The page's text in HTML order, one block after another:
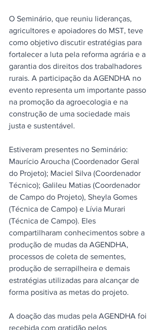
O Seminário, que reuniu lideranças,
agricultores e apoiadores do MST, teve
como objetivo discutir estratégias para
fortalecer a luta pela reforma agrária e a
garantia dos direitos dos trabalhadores
rurais. A participação da AGENDHA no
evento representa um importante passo
na promoção da agroecologia e na
construção de uma sociedade mais
justa e sustentável.
Estiveram presentes no Seminário:
Maurício Aroucha (Coordenador Geral
do Projeto); Maciel Silva (Coordenador
Técnico); Galileu Matias (Coordenador
de Campo do Projeto), Sheyla Gomes
(Técnica de Campo) e Lívia Murari
(Técnica de Campo). Eles
compartilharam conhecimentos sobre a
produção de mudas da AGENDHA,
processos de coleta de sementes,
produção de serrapilheira e demais
estratégias utilizadas para alcançar de
forma positiva as metas do projeto.
A doação das mudas pela AGENDHA foi
recebida com gratidão pelos